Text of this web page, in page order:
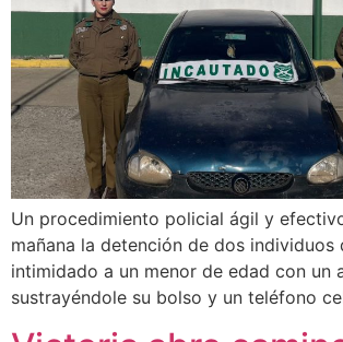
Un procedimiento policial ágil y
mañana la detención de dos individuos
intimidado a un menor de edad con un
sustrayéndole su bolso y un teléfono